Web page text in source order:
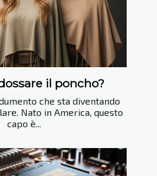
il poncho?
che sta diventando
Nato in America, questo
capo è...